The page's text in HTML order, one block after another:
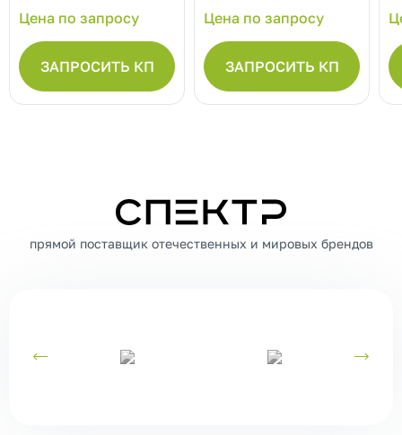
Цена по запросу
ЗАПРОСИТЬ КП
Цена по запросу
ЗАПРОСИТЬ КП
СПЕКТР
прямой поставщик отечественных и мировых брендов